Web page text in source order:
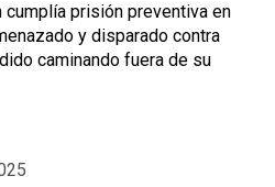
prisión preventiva en
y disparado contra
caminando fuera de su